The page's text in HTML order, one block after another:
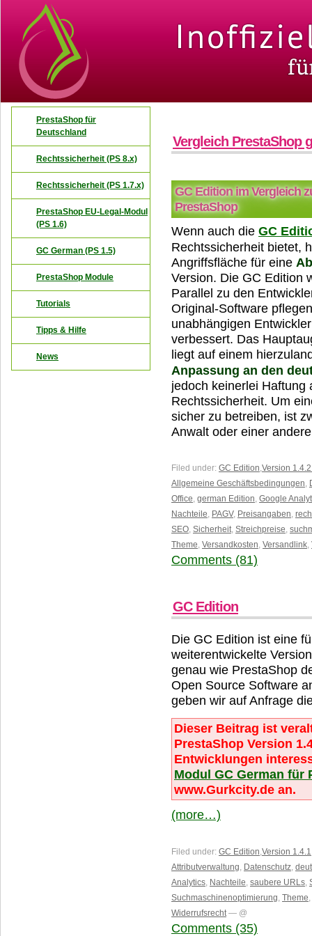
Vergleich PrestaShop
GC Edition im Vergleich
PrestaShop
Wenn auch die GC
Rechtssicherheit bietet,
Angriffsfläche für eine
Version. Die GC Edition
Parallel zu den
Original-Software
unabhängigen
verbessert. Das
liegt auf einem
Anpassung an den
jedoch keinerlei Haftung
Rechtssicherheit. Um
sicher zu betreiben, ist
Anwalt oder einer
Filed under: GC Edition Version
Allgemeine Geschäftsbedingungen
Office german Edition Google
Nachteile PAGV, Preisangaben
SEO Sicherheit Streichpreise
Theme Versandkosten Versandlink
Comments (81)
GC Edition
Die GC Edition ist eine
weiterentwickelte
genau wie PrestaShop
Open Source Software
geben wir auf Anfrage
Dieser Beitrag ist
PrestaShop Version
Entwicklungen
Modul GC German für
www.Gurkcity.de an.
(more…)
Filed under: GC Edition,Version 1.4.1
Attributverwaltung, Datenschutz,
Analytics, Nachteile, saubere URLs,
Suchmaschinenoptimierung, Theme,
Widerrufsrecht— @
Comments (35)
PrestaShop für
Deutschland
Rechtssicherheit (PS 8.x)
Rechtssicherheit (PS 1.7.x)
PrestaShop EU-Legal-Modul
(PS 1.6)
GC German (PS 1.5)
PrestaShop Module
Tutorials
Tipps & Hilfe
News